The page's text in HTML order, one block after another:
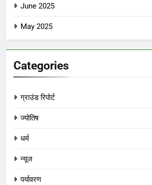
June 2025
May 2025
Categories
ग्राउंड रिपोर्ट
ज्योतिष
धर्म
न्यूज
पर्यावरण